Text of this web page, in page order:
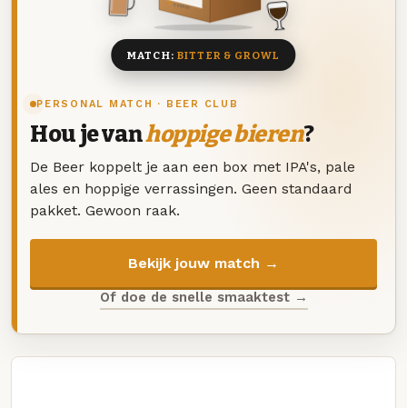
PERSONAL MATCH · BEER CLUB
Hou je vanhoppige bieren?
De Beer koppelt je aan een box met IPA's, pale
ales en hoppige verrassingen. Geen standaard
pakket. Gewoon raak.
Bekijk jouw match →
Of doe de snelle smaaktest →
8 BIEREN
MATCH: BITTER & GROWL